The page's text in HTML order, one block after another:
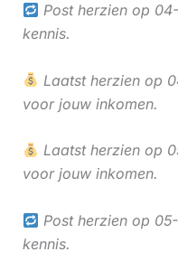
Post herzien op
kennis.
Laatst herzien op
voor jouw inkomen.
Laatst herzien op
voor jouw inkomen.
Post herzien op
kennis.